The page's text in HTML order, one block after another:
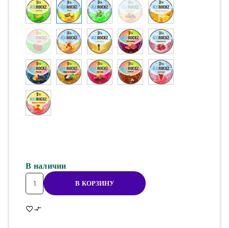
В наличии
Количество
товара
Ice
В КОРЗИНУ